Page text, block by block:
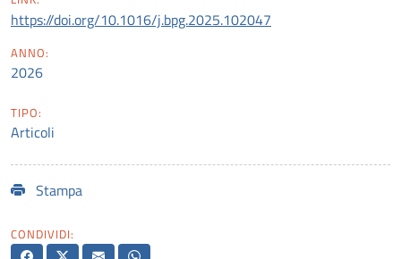
https://doi.org/10.1016/j.bpg.2025.102047
ANNO:
2026
TIPO:
Articoli
Stampa
CONDIVIDI: